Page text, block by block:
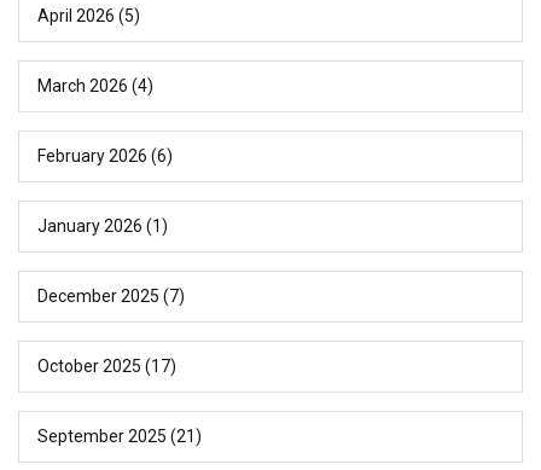
April 2026 (5)
March 2026 (4)
February 2026 (6)
January 2026 (1)
December 2025 (7)
October 2025 (17)
September 2025 (21)